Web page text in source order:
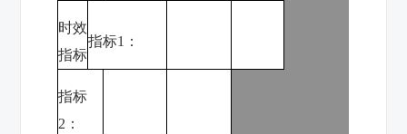
时效
指标
指标1 ：
指标
2 ：